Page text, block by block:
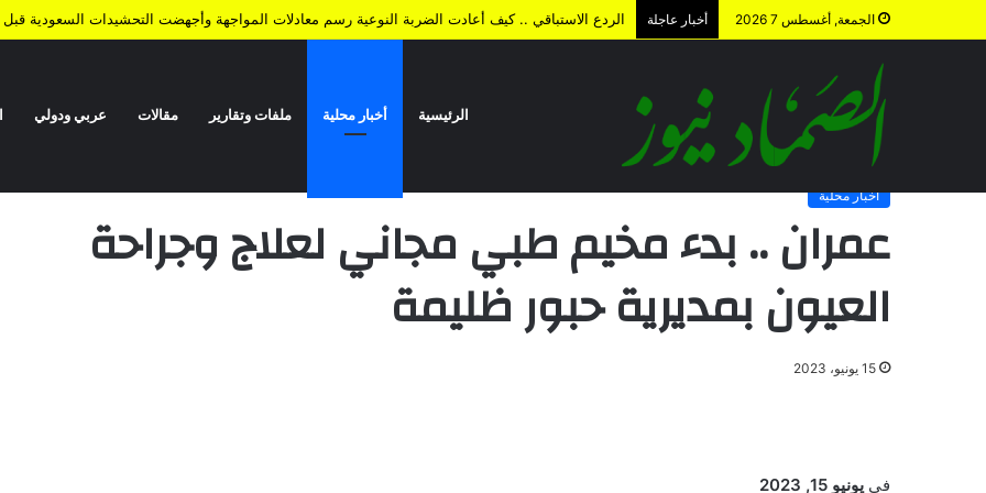
الجمعة, أغسطس 7 2026 أخبار عاجلة الردع الاستباقي .. كيف أعادت الضربة النوعية رسم معادلات المواجهة وأجهضت التحشيدات السعودية قبل
الرئيسية أخبار محلية ملفات وتقارير مقالات عربي ودولي
الرئيسية /أخبار محلية عمران .. بدء مخيم طبي مجاني لعلاج وجراحة العيون بمديرية حبور ظليمة
أخبار محلية
عمران .. بدء مخيم طبي مجاني لعلاج وجراحة
العيون بمديرية حبور ظليمة
15 يونيو، 2023
في يونيو 15, 2023